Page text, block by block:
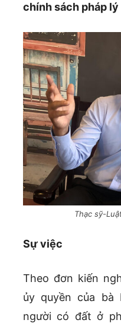
chính sách pháp
Thạc sỹ-
Sự việc
Theo đơn kiến
ủy quyền của bà
người có đất ở